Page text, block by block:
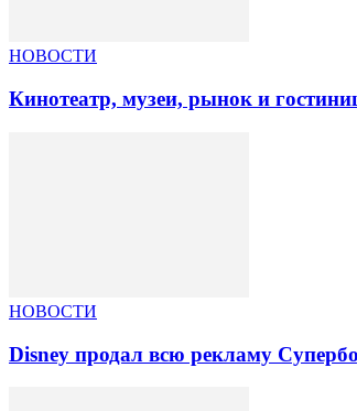
НОВОСТИ
Кинотеатр, музеи, рынок и
НОВОСТИ
Disney продал всю рекламу